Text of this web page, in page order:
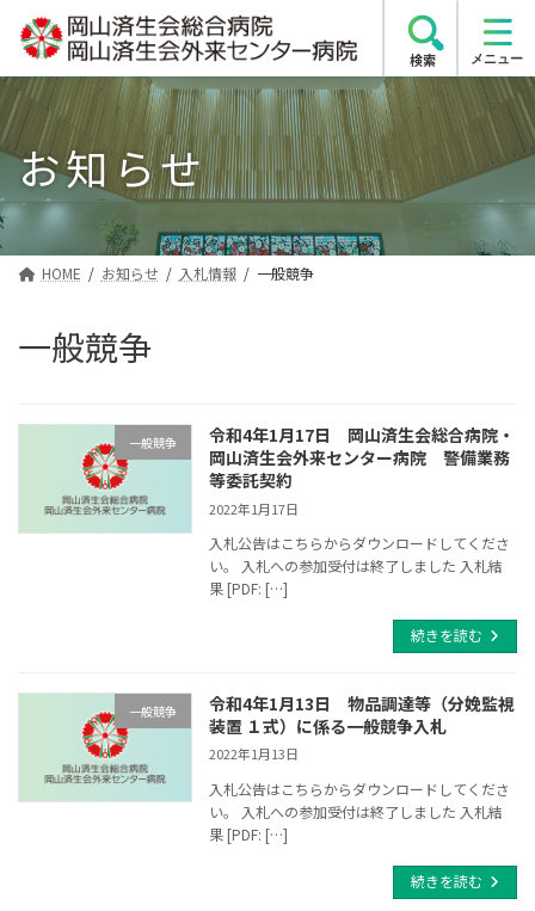
テ
ン
ツ
へ
キ
ッ
ゲ
ー
シ
ョ
に
移
お知らせ
HOME お知らせ 入札情報 一般競争
一般競争
一般競争
令和4年1月17日 岡山済生会総合病院・
岡山済生会外来センター病院 警備業務
等委託契約
2022年1月17日
入札公告はこちらからダウンロードしてくださ
い。 入札への参加受付は終了しました 入札結
果 [PDF: […]
続きを読む
一般競争
令和4年1月13日 物品調達等（分娩監視
装置 １式）に係る一般競争入札
2022年1月13日
入札公告はこちらからダウンロードしてくださ
い。 入札への参加受付は終了しました 入札結
果 [PDF: […]
続きを読む
検索